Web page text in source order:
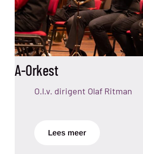
A-Orkest
O.l.v. dirigent Olaf Ritman
Lees meer